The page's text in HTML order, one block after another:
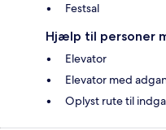
Festsal
Hjælp til personer
Elevator
Elevator med
Oplyst rute til